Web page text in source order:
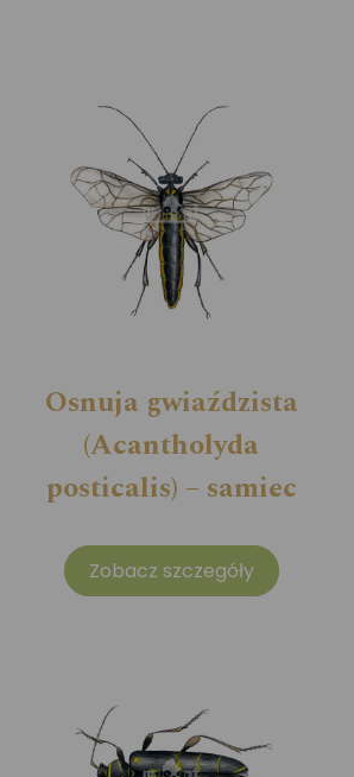
Osnuja gwiaździsta
(Acantholyda
posticalis) – samiec
Zobacz szczegóły